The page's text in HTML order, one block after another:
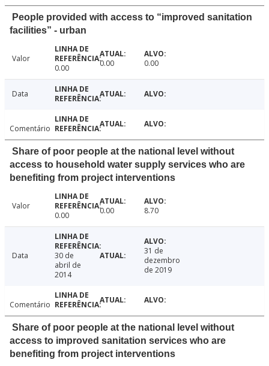
People provided with access to “improved sanitation
facilities” - urban
Valor
0.00
0.00 0.00
Data
Comentário
Share of poor people at the national level without
access to household water supply services who are
benefiting from project interventions
Valor
0.00
0.00 8.70
Data
30 de
abril de
2014
31 de
dezembro
de 2019
Comentário
Share of poor people at the national level without
access to improved sanitation services who are
benefiting from project interventions